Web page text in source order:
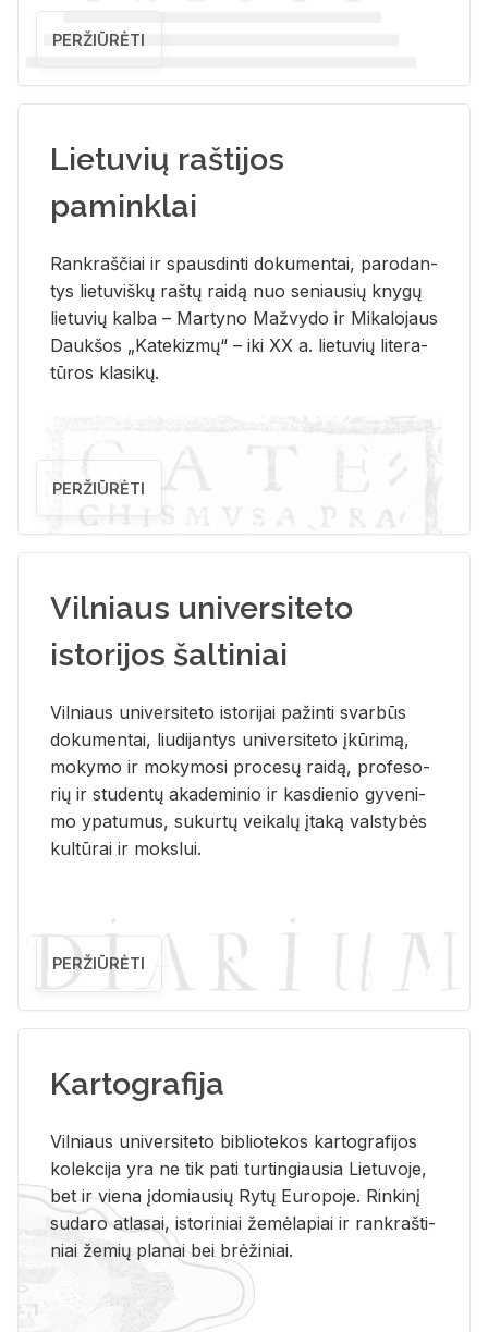
PERŽIŪRĖTI
Lietuvių raštijos
paminklai
Rank­raš­čiai ir spaus­din­ti do­ku­men­tai, pa­ro­dan­
tys lie­tu­viš­kų raš­tų rai­dą nuo se­niau­sių kny­gų
lie­tu­vių kal­ba – Mar­ty­no Ma­žvy­do ir Mi­ka­lo­jaus
Dauk­šos „Ka­te­kiz­mų“ – iki XX a. lie­tu­vių li­te­ra­
tū­ros kla­si­kų.
PERŽIŪRĖTI
Vilniaus universiteto
istorijos šaltiniai
Vil­niaus uni­ver­si­te­to is­to­ri­jai pa­žin­ti svar­būs
do­ku­men­tai, liu­di­jan­tys uni­ver­si­te­to įkū­ri­mą,
mo­ky­mo ir mo­ky­mo­si pro­ce­sų rai­dą, pro­fe­so­
rių ir stu­den­tų aka­de­mi­nio ir kas­die­nio gy­ve­ni­
mo ypa­tu­mus, su­kur­tų vei­ka­lų įta­ką vals­ty­bės
kul­tū­rai ir moks­lui.
PERŽIŪRĖTI
Kartografija
Vil­niaus uni­ver­si­te­to bi­b­lio­te­kos kar­to­gra­fi­jos
ko­lek­ci­ja yra ne tik pati tur­tin­giau­sia Lie­tu­vo­je,
bet ir vie­na įdo­miau­sių Rytų Eu­ro­po­je. Rin­ki­nį
su­da­ro at­la­sai, is­to­ri­niai že­mė­la­piai ir rank­raš­ti­
niai že­mių pla­nai bei brė­ži­niai.